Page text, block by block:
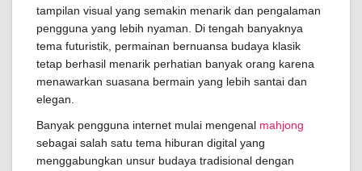
tampilan visual yang semakin menarik dan pengalaman
pengguna yang lebih nyaman. Di tengah banyaknya
tema futuristik, permainan bernuansa budaya klasik
tetap berhasil menarik perhatian banyak orang karena
menawarkan suasana bermain yang lebih santai dan
elegan.
Banyak pengguna internet mulai mengenal mahjong
sebagai salah satu tema hiburan digital yang
menggabungkan unsur budaya tradisional dengan